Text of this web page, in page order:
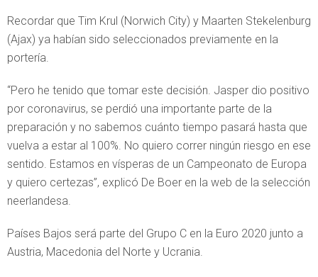
Recordar que Tim Krul (Norwich City) y Maarten Stekelenburg
(Ajax) ya habían sido seleccionados previamente en la
portería.
“Pero he tenido que tomar este decisión. Jasper dio positivo
por coronavirus, se perdió una importante parte de la
preparación y no sabemos cuánto tiempo pasará hasta que
vuelva a estar al 100%. No quiero correr ningún riesgo en ese
sentido. Estamos en vísperas de un Campeonato de Europa
y quiero certezas”, explicó De Boer en la web de la selección
neerlandesa.
Países Bajos será parte del Grupo C en la Euro 2020 junto a
Austria, Macedonia del Norte y Ucrania.